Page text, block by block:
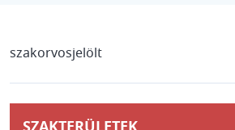
szakorvosjelölt